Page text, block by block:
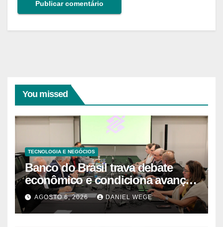
You missed
TECNOLOGIA E NEGÓCIOS
Banco do Brasil trava debate
econômico e condiciona avanços
à decisão da Fenaban | Contec
Brasil
AGOSTO 6, 2026 DANIEL WEGE